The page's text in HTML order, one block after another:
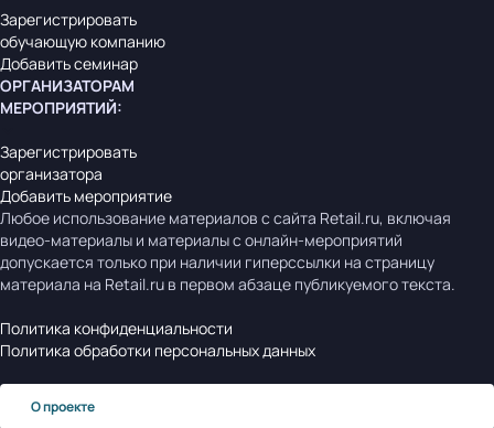
Зарегистрировать
обучающую компанию
Добавить семинар
ОРГАНИЗАТОРАМ
МЕРОПРИЯТИЙ:
Зарегистрировать
организатора
Добавить мероприятие
Любое использование материалов с сайта Retail.ru, включая
видео-материалы и материалы с онлайн-мероприятий
допускается только при наличии гиперссылки на страницу
материала на Retail.ru в первом абзаце публикуемого текста.
Политика конфиденциальности
Политика обработки персональных данных
О проекте